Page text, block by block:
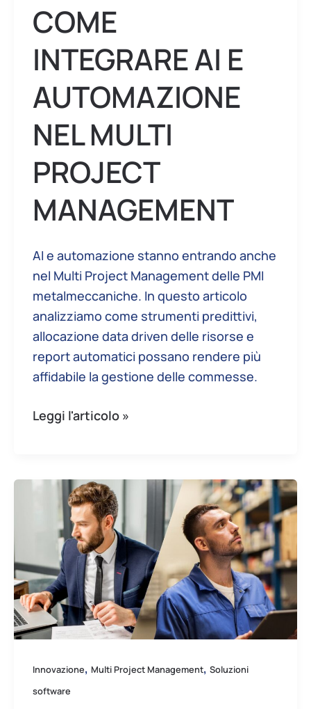
COME
INTEGRARE AI E
AUTOMAZIONE
NEL MULTI
PROJECT
MANAGEMENT
AI e automazione stanno entrando anche
nel Multi Project Management delle PMI
metalmeccaniche. In questo articolo
analizziamo come strumenti predittivi,
allocazione data driven delle risorse e
report automatici possano rendere più
affidabile la gestione delle commesse.
Leggi l'articolo »
Innovazione, Multi Project Management, Soluzioni
software
La
gestione
delle
risorse
nelle
aziende
con
team
(in
presenza